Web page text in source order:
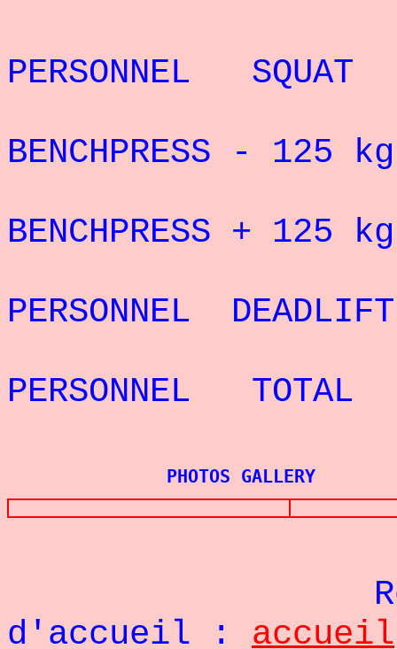
PERSONNEL
BENCHPRESS -
BENCHPRESS + 125
PERSONNEL
PERSONNEL
PHOTOS GALLERY
d'accueil : accueil